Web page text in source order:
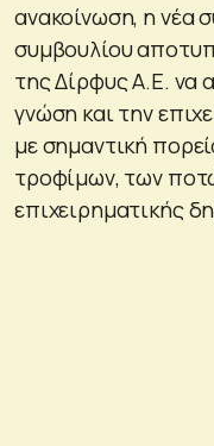
ανακοίνωση, η νέα
συμβουλίου
της Δίρφυς Α.Ε. να
γνώση και την
με σημαντική
τροφίμων, των
επιχειρηματικής